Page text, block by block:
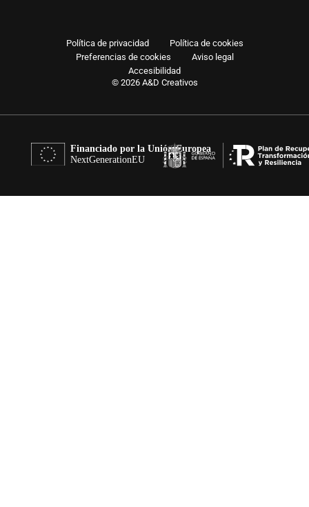
Política de privacidad
Política de cookies
Preferencias de cookies
Aviso legal
Accesibilidad
© 2026 A&D Creativos